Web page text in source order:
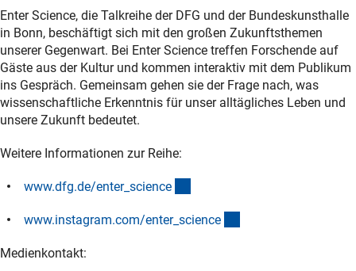
Enter Science, die Talkreihe der DFG und der Bundeskunsthalle
in Bonn, beschäftigt sich mit den großen Zukunftsthemen
unserer Gegenwart. Bei Enter Science treffen Forschende auf
Gäste aus der Kultur und kommen interaktiv mit dem Publikum
ins Gespräch. Gemeinsam gehen sie der Frage nach, was
wissenschaftliche Erkenntnis für unser alltägliches Leben und
unsere Zukunft bedeutet.
Weitere Informationen zur Reihe:
www.dfg.de/enter_science
www.instagram.com/enter_science
Medienkontakt: